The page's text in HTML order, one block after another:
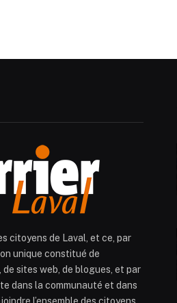
citoyens de Laval, et ce, par
unique constitué de
sites web, de blogues, et par
dans la communauté et dans
l’ensemble des citoyens